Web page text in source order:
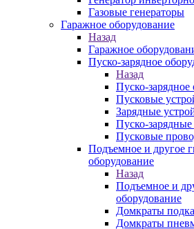
Газовые генераторы
Гаражное оборудование
Назад
Гаражное
Пуско-зарядное
Назад
Пуско-зарядное
Пусковые
Зарядные
Пуско-зарядные
Пусковые
Подъемное и другое
оборудование
Назад
Подъемное и
оборудование
Домкраты
Домкраты